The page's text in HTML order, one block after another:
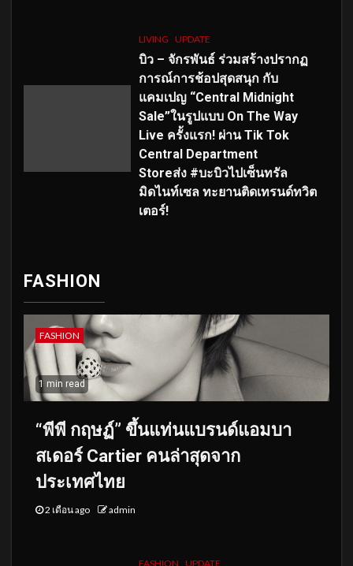
LIVING UPDATE
บิว – จักรพันธ์ ร่วมสร้างปรากฏ
การณ์การช้อปสุดสนุก กับ
แคมเปญ “Central Midnight
Sale”ในรูปแบบ On The Way
Live ครั้งแรก! ผ่าน Tik Tok
Central Department
Storeส่ง #บะบิวไปเซ็นทรัล
มิดไนท์เซล ทะยานติดเทรนด์ทวิต
เตอร์!
FASHION
FASHION
1 min read
“พีพี กฤษฏ์” ขึ้นแท่นแบรนด์แอมบา
สเดอร์ Cartier คนล่าสุดจาก
ประเทศไทย
2 เดือน ago admin
FASHION UPDATE